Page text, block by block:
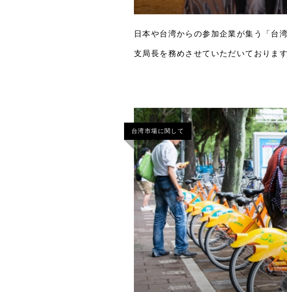
日本や台湾からの参加企業が集う「台
支局長を務めさせていただいておりま
台湾市場に関して